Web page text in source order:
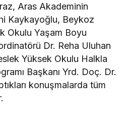
Aras Akademinin
Kaykayoğlu, Beykoz
Okulu Yaşam Boyu
Dr. Reha Uluhan
Yüksek Okulu Halkla
Başkanı Yrd. Doç. Dr.
konuşmalarda tüm